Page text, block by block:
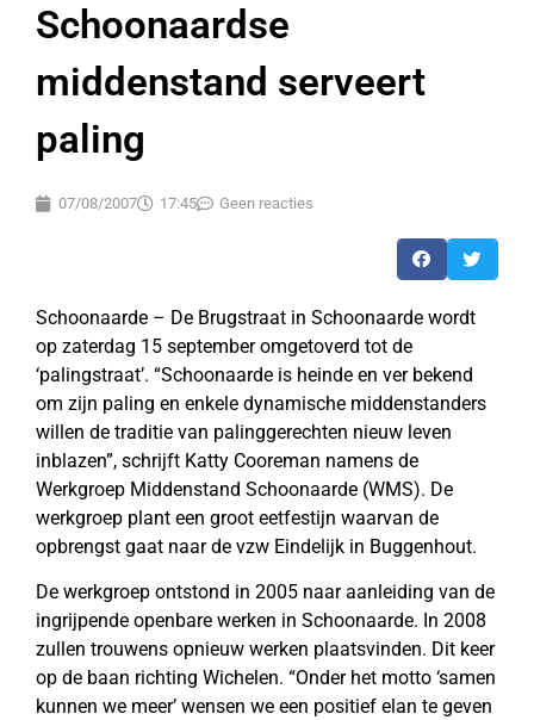
Schoonaardse
middenstand serveert
paling
07/08/2007 17:45 Geen reacties
Schoonaarde – De Brugstraat in Schoonaarde wordt
op zaterdag 15 september omgetoverd tot de
‘palingstraat’. “Schoonaarde is heinde en ver bekend
om zijn paling en enkele dynamische middenstanders
willen de traditie van palinggerechten nieuw leven
inblazen”, schrijft Katty Cooreman namens de
Werkgroep Middenstand Schoonaarde (WMS). De
werkgroep plant een groot eetfestijn waarvan de
opbrengst gaat naar de vzw Eindelijk in Buggenhout.
De werkgroep ontstond in 2005 naar aanleiding van de
ingrijpende openbare werken in Schoonaarde. In 2008
zullen trouwens opnieuw werken plaatsvinden. Dit keer
op de baan richting Wichelen. “Onder het motto ‘samen
kunnen we meer’ wensen we een positief elan te geven